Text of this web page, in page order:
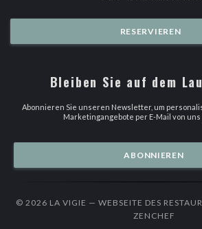
RESERVIEREN
Bleiben Sie auf dem
Abonnieren Sie unseren Newsletter, um
Marketingangebote per E-Mail von uns
ABONNIEREN
© 2026 LA VIGIE — WEBSEITE DES
ZENCHEF